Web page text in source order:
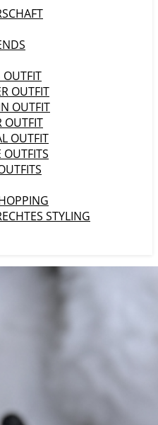
OUTFIT
OUTFIT
OUTFIT
OUTFIT
OUTFIT
OUTFITS
STYLING